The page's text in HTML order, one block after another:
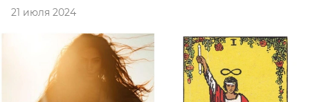
21 июля 2024